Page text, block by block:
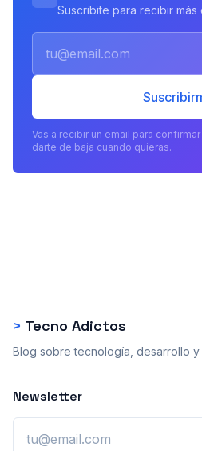
Suscribite para recibir
Vas a recibir un email para
darte de baja cuando quieras.
> Tecno Adictos
Blog sobre tecnología, desarrollo y
Newsletter